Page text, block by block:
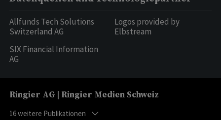
Allfunds Tech Solutions
Switzerland AG
SIX Financial Information
AG
Logos provided by
Elbstream
Ringier AG | Ringier Medien Schweiz
16weitere Publikationen